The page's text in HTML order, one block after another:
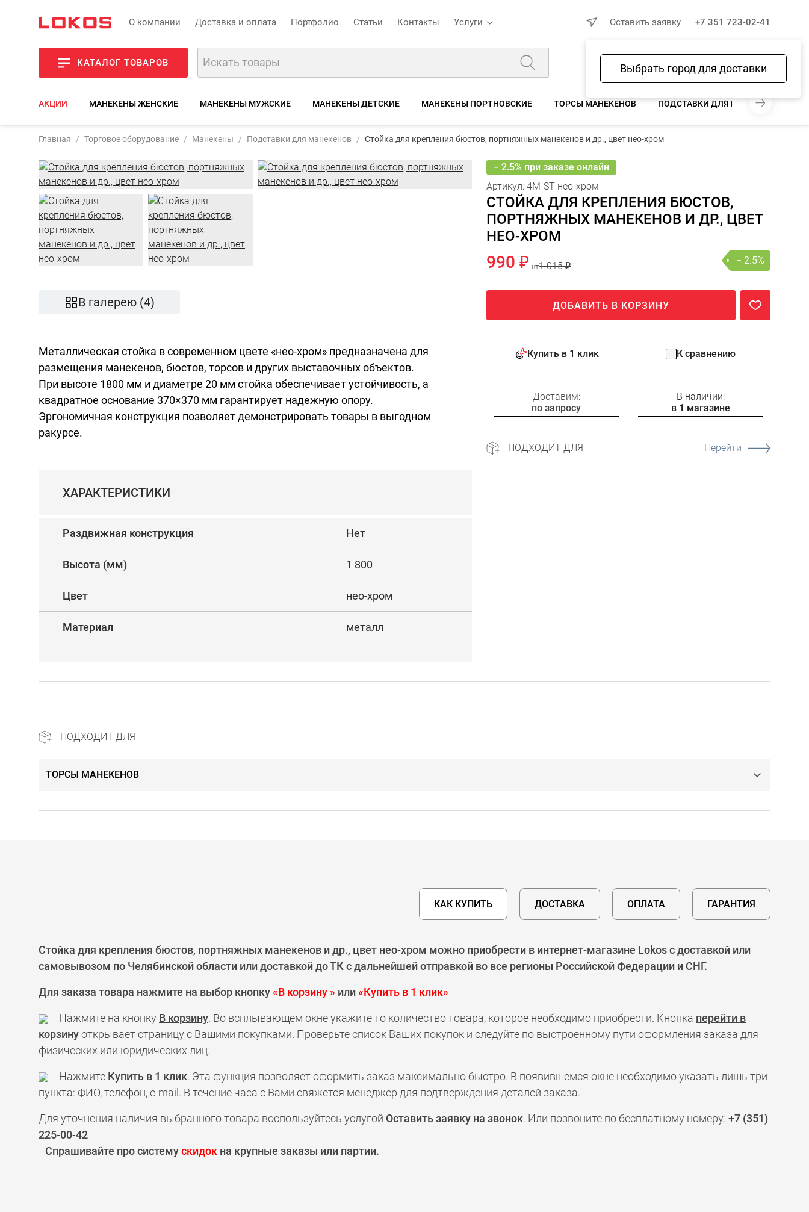
О компании Доставка и оплата Портфолио Статьи Контакты Услуги
Выбрать город для доставки
Оставить заявку +7 351 723-02-41
КАТАЛОГ ТОВАРОВ
Избранное Сравнение Корзина
АКЦИИ МАНЕКЕНЫ ЖЕНСКИЕ МАНЕКЕНЫ МУЖСКИЕ МАНЕКЕНЫ ДЕТСКИЕ МАНЕКЕНЫ ПОРТНОВСКИЕ ТОРСЫ МАНЕКЕНОВ ПОДСТАВКИ ДЛЯ МАНЕКЕНОВ
Артикул:
Стойка для крепления бюстов, портняжных манекенов и др., цвет нео-хром 1 015 ₽
онлайн
Главная Торговое оборудование Манекены Подставки для манекенов Стойка для крепления бюстов, портняжных манекенов и др., цвет нео-хром
В галерею (4)
Металлическая стойка в современном цвете «нео-хром» предназначена для
размещения манекенов, бюстов, торсов и других выставочных объектов.
При высоте 1800 мм и диаметре 20 мм стойка обеспечивает устойчивость, а
квадратное основание 370×370 мм гарантирует надежную опору.
Эргономичная конструкция позволяет демонстрировать товары в выгодном
ракурсе.
ХАРАКТЕРИСТИКИ
Раздвижная конструкция Нет
Высота (мм) 1 800
Цвет нео-хром
Материал металл
− 2.5% при заказе онлайн
Артикул: 4M-ST нео-хром
СТОЙКА ДЛЯ КРЕПЛЕНИЯ БЮСТОВ,
ПОРТНЯЖНЫХ МАНЕКЕНОВ И ДР., ЦВЕТ
НЕО-ХРОМ
990 ₽шт1 015 ₽ − 2.5%
ДОБАВИТЬ В КОРЗИНУ
Купить в 1 клик К сравнению
Доставим:
по запросу
В наличии:
в 1 магазине
ПОДХОДИТ ДЛЯ Перейти
ПОДХОДИТ ДЛЯ
ТОРСЫ МАНЕКЕНОВ
КАК КУПИТЬ ДОСТАВКА ОПЛАТА ГАРАНТИЯ
Стойка для крепления бюстов, портняжных манекенов и др., цвет нео-хром можно приобрести в интернет-магазине Lokos с доставкой или
самовывозом по Челябинской области или доставкой до ТК с дальнейшей отправкой во все регионы Российской Федерации и СНГ.
Для заказа товара нажмите на выбор кнопку«В корзину » или«Купить в 1 клик»
Нажмите на кнопку В корзину. Во всплывающем окне укажите то количество товара, которое необходимо приобрести. Кнопка перейти в
корзинуоткрывает страницу с Вашими покупками. Проверьте список Ваших покупок и следуйте по выстроенному пути оформления заказа для
физических или юридических лиц.
Нажмите Купить в 1 клик. Эта функция позволяет оформить заказ максимально быстро. В появившемся окне необходимо указать лишь три
пункта: ФИО, телефон, e-mail. В течение часа с Вами свяжется менеджер для подтверждения деталей заказа.
Для уточнения наличия выбранного товара воспользуйтесь услугой Оставить заявку на звонок. Или позвоните по бесплатному номеру: +7 (351)
225-00-42
Спрашивайте про системускидок на крупные заказы или партии.